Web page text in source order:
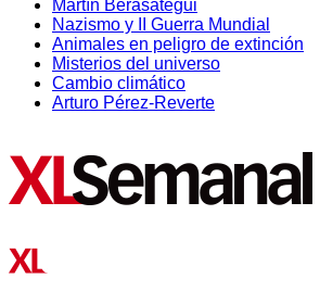
Martín Berasategui
Nazismo y II Guerra Mundial
Animales en peligro de extinción
Misterios del universo
Cambio climático
Arturo Pérez-Reverte